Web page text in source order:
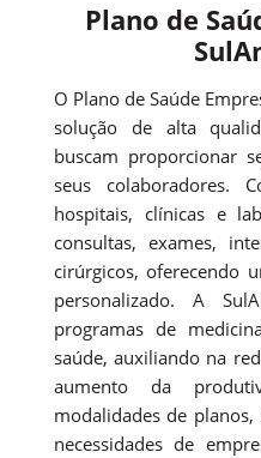
Plano de
O Plano de Saúde
solução de alta
buscam proporcionar
seus colaboradores.
hospitais, clínicas e
consultas, exames,
cirúrgicos, oferecendo
personalizado. A
programas de
saúde, auxiliando na
aumento da
modalidades de
necessidades de